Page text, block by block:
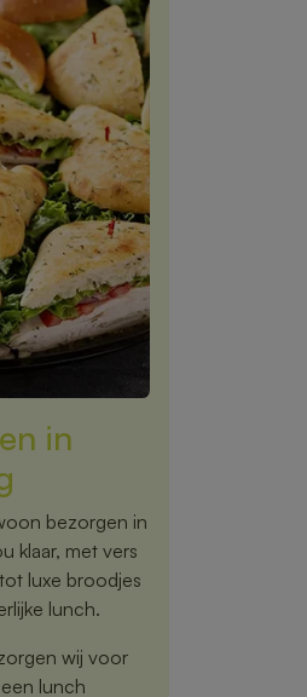
in
bezorgen in
klaar, met vers
luxe broodjes
lunch.
wij voor
lunch